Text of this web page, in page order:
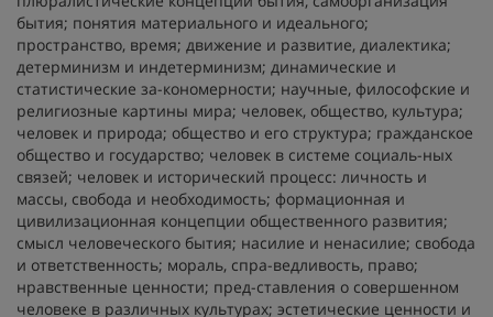
бытия; понятия материального и идеального;
пространство, время; движение и развитие, диалектика;
детерминизм и индетерминизм; динамические и
статистические за-кономерности; научные, философские и
религиозные картины мира; человек, общество, культура;
человек и природа; общество и его структура; гражданское
общество и государство; человек в системе социаль-ных
связей; человек и исторический процесс: личность и
массы, свобода и необходимость; формационная и
цивилизационная концепции общественного развития;
смысл человеческого бытия; насилие и ненасилие; свобода
и ответственность; мораль, спра-ведливость, право;
нравственные ценности; пред-ставления о совершенном
человеке в различных культурах; эстетические ценности и